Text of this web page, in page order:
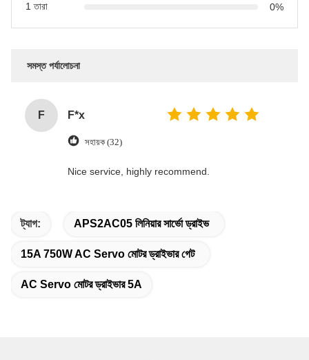
1 তারা
0%
সমস্ত পর্যালোচনা
F F*x
সহায়ক (32)
Nice service, highly recommend.
ট্যাগ: APS2AC05 লিনিয়ার সার্ভো ড্রাইভ
15A 750W AC Servo মোটর ড্রাইভার গেট
AC Servo মোটর ড্রাইভার 5A